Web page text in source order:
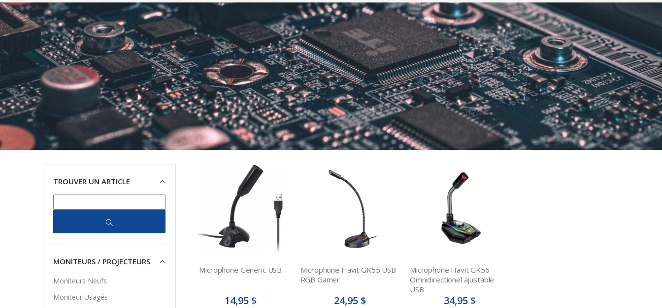
Microphone Generic USB
14,95 $
Microphone Havit GK55 USB
RGB Gamer
24,95 $
Microphone Havit GK56
Omnidirectionel ajustable
USB
34,95 $
TROUVER UN ARTICLE
MONITEURS / PROJECTEURS
Moniteurs Neufs
Moniteur Usagés